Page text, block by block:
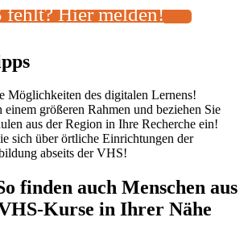
fehlt? Hier melden!
Möglichkeiten des digitalen Lernens!
einem größeren Rahmen und beziehen Sie
aus der Region in Ihre Recherche ein!
sich über örtliche Einrichtungen der
abseits der VHS!
finden auch Menschen aus
Kurse in Ihrer Nähe